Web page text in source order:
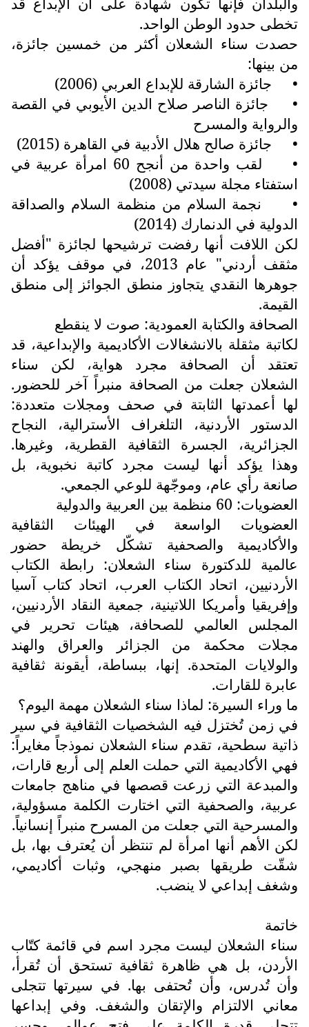
تخطى حدود الوطن الواحد.
حصدت سناء الشعلان أكثر من خمسين جائزة،
من بينها:
•
جائزة الشارقة للإبداع العربي (2006)
•
جائزة الناصر صلاح الدين الأيوبي في القصة
والرواية والمسرح
•
جائزة صالح هلال الأدبية في القاهرة (2015)
•
لقب واحدة من أنجح 60 امرأة عربية في
استفتاء مجلة سيدتي (2008)
•
نجمة السلام من منظمة السلام والصداقة
الدولية في الدنمارك (2014)
لكن اللافت أنها رفضت ترشيحها لجائزة "أفضل
مثقف أردني" عام 2013، في موقف يؤكد أن
جوهرها النقدي يتجاوز منطق الجوائز إلى منطق
القيمة.
الصحافة والكتابة العمودية: صوت لا ينقطع
لكاتبة مثقلة بالانشغالات الأكاديمية والإبداعية، قد
تعتقد أن الصحافة مجرد هواية، لكن سناء
الشعلان جعلت من الصحافة منبراً آخر للحضور.
لها أعمدتها الثابتة في صحف ومجلات متعددة:
الدستور الأردنية، التلغراف الأسترالية، النجاح
الجزائرية، الجسرة الثقافية القطرية، وغيرها.
وهذا يؤكد أنها ليست مجرد كاتبة نخبوية، بل
صانعة رأي عام، وموجّهة للوعي الجمعي.
العضويات: 60 منظمة بين العربية والدولية
العضويات الواسعة في الهيئات الثقافية
والأكاديمية والصحفية تشكّل خريطة حضور
عالمية للدكتورة سناء الشعلان: رابطة الكتاب
الأردنيين، اتحاد الكتاب العرب، اتحاد كتاب آسيا
وإفريقيا وأمريكا اللاتينية، جمعية النقاد الأردنيين،
المجلس العالمي للصحافة، هيئات تحرير في
مجلات محكمة من الجزائر والعراق والهند
والولايات المتحدة. إنها، ببساطة، أيقونة ثقافية
عابرة للقارات.
ما وراء السيرة: لماذا سناء الشعلان مهمة اليوم؟
في زمن تُختزل فيه الشخصيات الثقافية في سير
ذاتية سطحية، تقدم سناء الشعلان نموذجاً مغايراً:
فهي الأكاديمية التي حملت العلم إلى أربع قارات،
والمبدعة التي زرعت قصصها في مناهج جامعات
عربية، والصحفية التي اختارت الكلمة مسؤولية،
والمسرحية التي جعلت من المسرح منبراً إنسانياً.
لكن الأهم أنها امرأة لم تنتظر أن يُعترف بها، بل
شقّت طريقها بصبر منهجي، وثبات أكاديمي،
وشغف إبداعي لا ينضب.
خاتمة
سناء الشعلان ليست مجرد اسم في قائمة كتّاب
الأردن، بل هي ظاهرة ثقافية تستحق أن تُقرأ،
وأن تُدرس، وأن تُحتفى بها. في سيرتها تتجلى
معاني الالتزام والإتقان والشغف. وفي إبداعها